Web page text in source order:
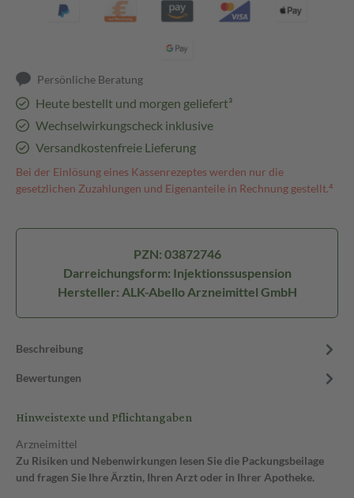
Persönliche Beratung
Heute bestellt und morgen geliefert³
Wechselwirkungscheck inklusive
Versandkostenfreie Lieferung
Bei der Einlösung eines Kassenrezeptes werden nur die
gesetzlichen Zuzahlungen und Eigenanteile in Rechnung gestellt.⁴
PZN: 03872746
Darreichungsform: Injektionssuspension
Hersteller: ALK-Abello Arzneimittel GmbH
Beschreibung
Bewertungen
Hinweistexte und Pflichtangaben
Arzneimittel
Zu Risiken und Nebenwirkungen lesen Sie die Packungsbeilage
und fragen Sie Ihre Ärztin, Ihren Arzt oder in Ihrer Apotheke.